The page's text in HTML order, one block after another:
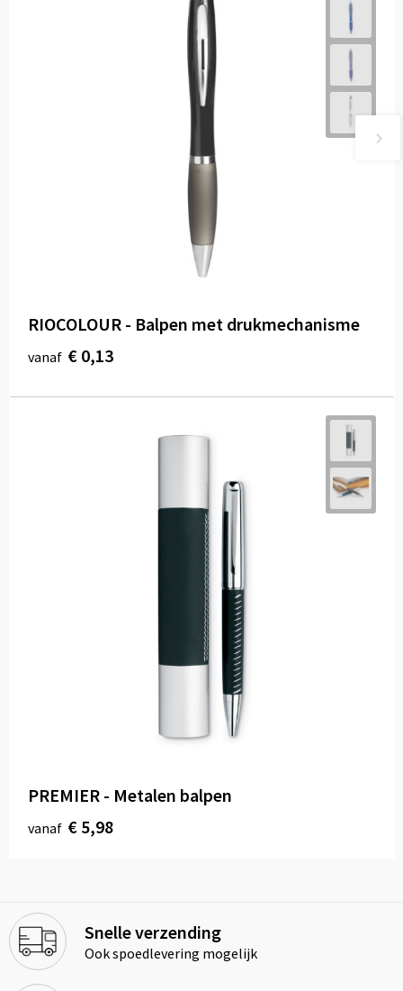
RIOCOLOUR - Balpen met drukmechanisme
vanaf € 0,13
PREMIER - Metalen balpen
vanaf € 5,98
Snelle verzending
Ook spoedlevering mogelijk